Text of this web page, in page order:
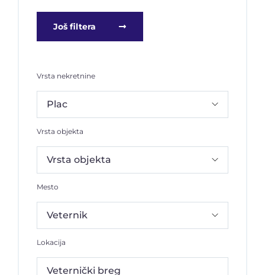
Još filtera
Vrsta nekretnine
Vrsta objekta
Mesto
Lokacija
Veternički breg